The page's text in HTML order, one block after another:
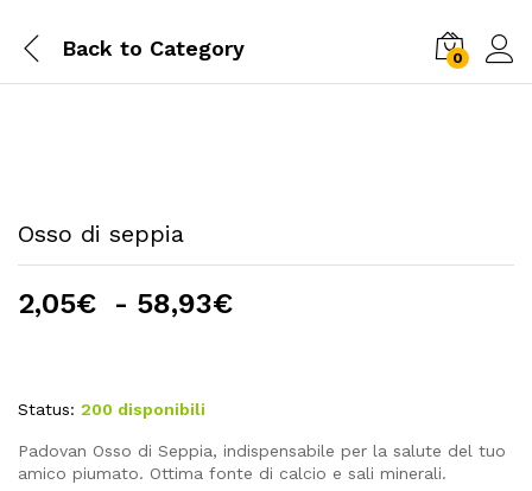
Back to Category 0
Osso di seppia
2,05€ - 58,93€
a
58,93€
Status: 200 disponibili
Padovan Osso di Seppia, indispensabile per la salute del tuo
amico piumato. Ottima fonte di calcio e sali minerali.